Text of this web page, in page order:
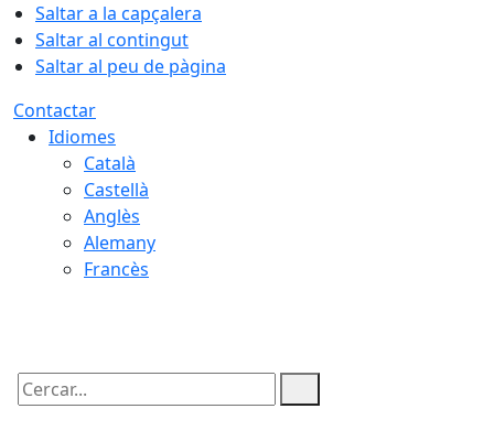
Saltar a la capçalera
Saltar al contingut
Saltar al peu de pàgina
Contactar
Idiomes
Català
Castellà
Anglès
Alemany
Francès
Cercar: